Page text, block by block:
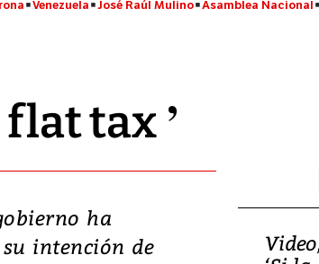
Venezuela José Raúl Mulino Asamblea Nacional
tax ’
ha
intención de
Japón: Terremoto